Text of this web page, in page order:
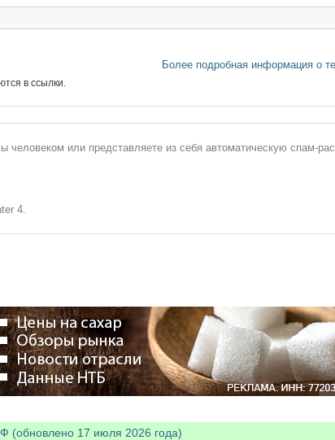
Более подробная информация о
в ссылки.
человеком или представляете из себя автоматическую спам-
4.
(обновлено 17 июля 2026 года)